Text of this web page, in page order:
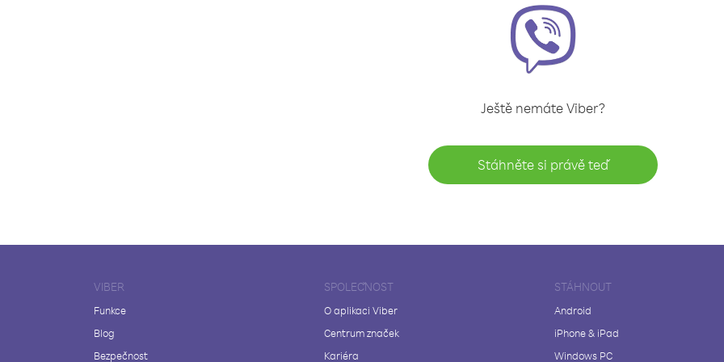
Ještě nemáte Viber?
Stáhněte si právě teď
VIBER
Funkce
Blog
Bezpečnost
SPOLEČNOST
O aplikaci Viber
Centrum značek
Kariéra
STÁHNOUT
Android
iPhone & iPad
Windows PC